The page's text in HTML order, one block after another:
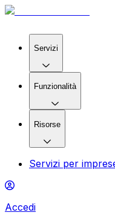
Servizi
Funzionalità
Risorse
Servizi per
Accedi